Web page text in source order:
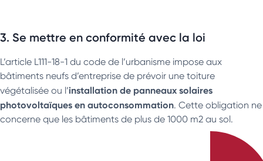
3. Se mettre en conformité avec la loi
L’article L111-18-1 du code de l’urbanisme impose aux
bâtiments neufs d’entreprise de prévoir une toiture
végétalisée ou l’installation de panneaux solaires
photovoltaïques en autoconsommation. Cette obligation ne
concerne que les bâtiments de plus de 1000 m2 au sol.